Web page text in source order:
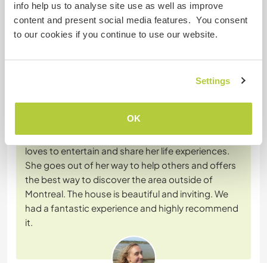
info help us to analyse site use as well as improve
content and present social media features. You consent
to our cookies if you continue to use our website.
Settings
OK
Laissé par le workawayer () pour l'hôte (Join us at our warm
Catherine is a wonderfully welcoming host who
loves to entertain and share her life experiences.
She goes out of her way to help others and offers
the best way to discover the area outside of
Montreal. The house is beautiful and inviting. We
had a fantastic experience and highly recommend
it.